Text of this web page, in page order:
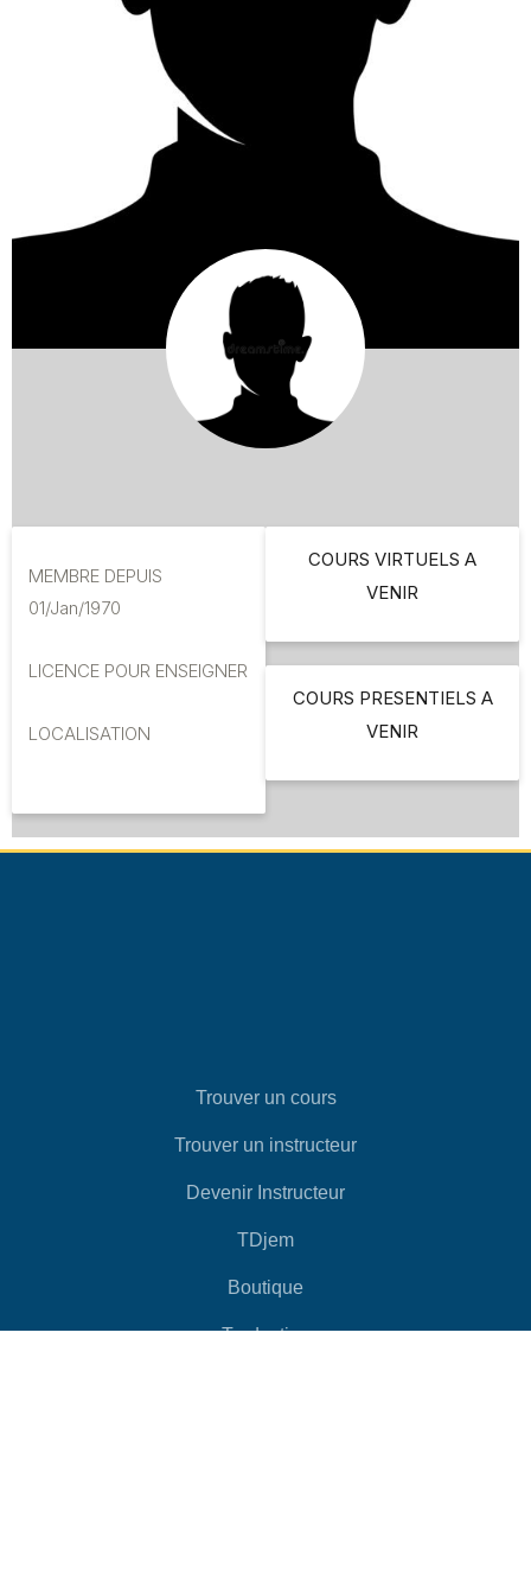
MEMBRE DEPUIS
01/Jan/1970
LICENCE POUR ENSEIGNER
LOCALISATION
COURS VIRTUELS A
VENIR
COURS PRESENTIELS A
VENIR
Trouver un cours
Trouver un instructeur
Devenir Instructeur
TDjem
Boutique
Traduction